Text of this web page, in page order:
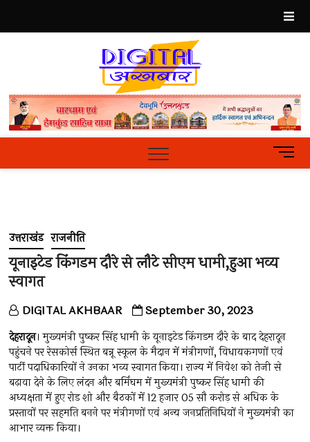
content
Hindi
News
PortalM
e
t
o
उत्तराखंड राजनीति
यूनाइटेड किंगडम दौरे से लौटे सीएम धामी,हुआ भव्य
स्वागत
DIGITAL AKHBAAR September 30, 2023
देहरादून। मुख्यमंत्री पुष्कर सिंह धामी के यूनाइटेड किंगडम दौरे के बाद देहरादून
पहुंचने पर रेसकोर्स स्थित बन्नू स्कूल के मैदान में मंत्रीगणों, विधायकगणों एवं
पार्टी पदाधिकारियों ने उनका भव्य स्वागत किया। राज्य में निवेश को तेजी से
बढ़ावा देने के लिए लंदन और बर्मिंघम में मुख्यमंत्री पुष्कर सिंह धामी की
अध्यक्षता में हुए रोड शो और बैठकों में 12 हजार 05 सौ करोड़ से अधिक के
प्रस्तावों पर सहमति बनने पर मंत्रीगणों एवं अन्य जनप्रतिनिधियों ने मुख्यमंत्री का
आभार व्यक्त किया।